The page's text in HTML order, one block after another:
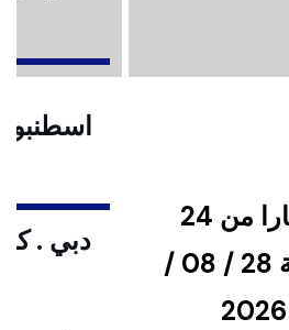
من 24
ولغاية 28 / 08 /
2026
دبي .